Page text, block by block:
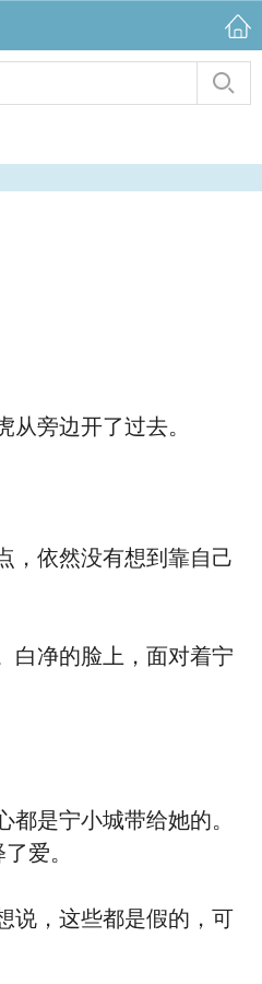
旁边开了过去。
依然没有想到靠自己
净的脸上，面对着宁
是宁小城带给她的。
爱。
，这些都是假的，可